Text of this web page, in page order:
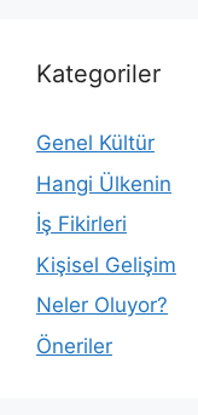
Kategoriler
Genel Kültür
Hangi Ülkenin
İş Fikirleri
Kişisel Gelişim
Neler Oluyor?
Öneriler